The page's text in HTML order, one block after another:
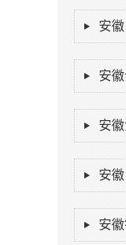
安
安
安
安
安